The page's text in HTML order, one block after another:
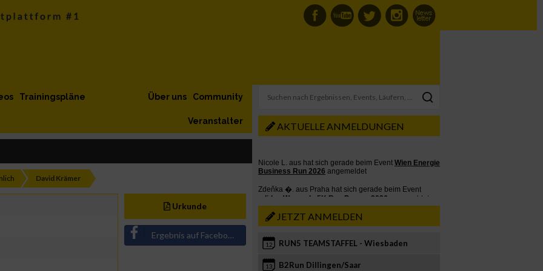
Trainingspläne Community
Über uns
Veranstalter
David Krämer
Urkunde
Ergebnis auf Facebook teilen
AKTUELLE ANMELDUNGEN
JETZT ANMELDEN
12 RUN5 TEAMSTAFFEL - Wiesbaden
13 B2Run Dillingen/Saar